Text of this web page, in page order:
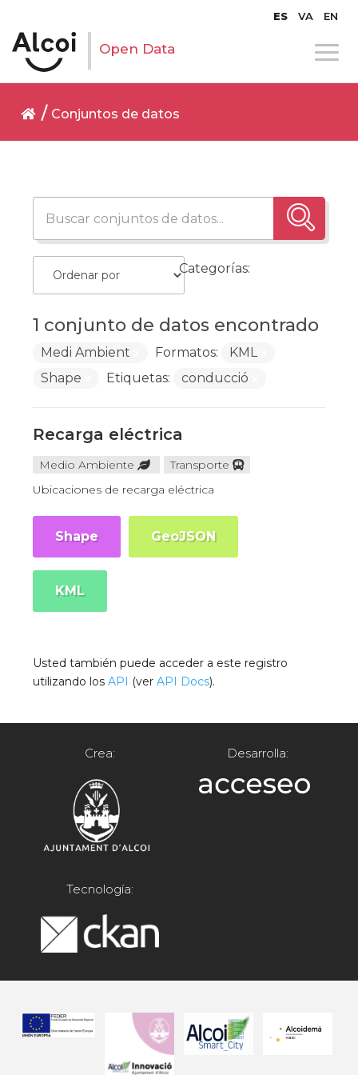
ES VA EN
Open Data
Conjuntos de datos
1 conjunto de datos encontrado
Categorías:
Medi Ambient Formatos:
KML
Shape
Etiquetas: conducció
Recarga eléctrica
Medio Ambiente
Transporte
Ubicaciones de recarga eléctrica
Shape GeoJSON
KML
Usted también puede acceder a este registro
utilizando losAPI (verAPI Docs).
Crea: Desarrolla:
Tecnología: